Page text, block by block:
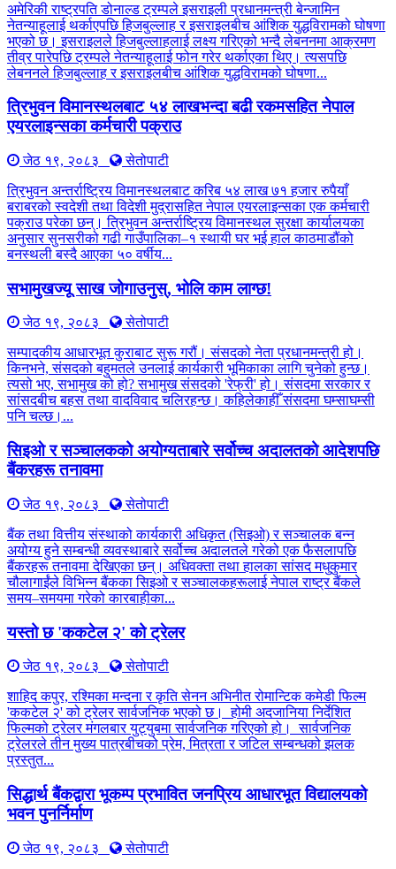
अमेरिकी राष्ट्रपति डोनाल्ड ट्रम्पले इसराइली प्रधानमन्त्री बेन्जामिन
नेतन्याहूलाई थर्काएपछि हिजबुल्लाह र इसराइलबीच आंशिक युद्धविरामको घोषणा
भएको छ। इसराइलले हिजबुल्लाहलाई लक्ष्य गरिएको भन्दै लेबननमा आक्रमण
तीव्र पारेपछि ट्रम्पले नेतन्याहूलाई फोन गरेर थर्काएका थिए। त्यसपछि
लेबननले हिजबुल्लाह र इसराइलबीच आंशिक युद्धविरामको घोषणा...
त्रिभुवन विमानस्थलबाट ५४ लाखभन्दा बढी रकमसहित नेपाल
एयरलाइन्सका कर्मचारी पक्राउ
जेठ १९, २०८३
सेतोपाटी
त्रिभुवन अन्तर्राष्ट्रिय विमानस्थलबाट करिब ५४ लाख ७१ हजार रुपैयाँ
बराबरको स्वदेशी तथा विदेशी मुद्रासहित नेपाल एयरलाइन्सका एक कर्मचारी
पक्राउ परेका छन्। त्रिभुवन अन्तर्राष्ट्रिय विमानस्थल सुरक्षा कार्यालयका
अनुसार सुनसरीको गढी गाउँपालिका–१ स्थायी घर भई हाल काठमाडौंको
बनस्थली बस्दै आएका ५० वर्षीय...
सभामुखज्यू साख जोगाउनुस्, भोलि काम लाग्छ!
जेठ १९, २०८३
सेतोपाटी
सम्पादकीय आधारभूत कुराबाट सुरू गरौं। संसदको नेता प्रधानमन्त्री हो।
किनभने, संसदको बहुमतले उनलाई कार्यकारी भूमिकाका लागि चुनेको हुन्छ।
त्यसो भए, सभामुख को हो? सभामुख संसदको 'रेफ्री' हो। संसदमा सरकार र
सांसदबीच बहस तथा वादविवाद चलिरहन्छ। कहिलेकाहीँ संसदमा घम्साघम्सी
पनि चल्छ।...
सिइओ र सञ्चालकको अयोग्यताबारे सर्वोच्च अदालतको आदेशपछि
बैंकरहरू तनावमा
जेठ १९, २०८३
सेतोपाटी
बैंक तथा वित्तीय संस्थाको कार्यकारी अधिकृत (सिइओ) र सञ्चालक बन्न
अयोग्य हुने सम्बन्धी व्यवस्थाबारे सर्वोच्च अदालतले गरेको एक फैसलापछि
बैंकरहरू तनावमा देखिएका छन्। अधिवक्ता तथा हालका सांसद मधुकुमार
चौलागाईंले विभिन्न बैंकका सिइओ र सञ्चालकहरूलाई नेपाल राष्ट्र बैंकले
समय–समयमा गरेको कारबाहीका...
यस्तो छ 'ककटेल २' को ट्रेलर
जेठ १९, २०८३
सेतोपाटी
शाहिद कपुर, रश्मिका मन्दना र कृति सेनन अभिनीत रोमान्टिक कमेडी फिल्म
'ककटेल २' को ट्रेलर सार्वजनिक भएको छ। होमी अदजानिया निर्देशित
फिल्मको ट्रेलर मंगलबार युट्युबमा सार्वजनिक गरिएको हो। सार्वजनिक
ट्रेलरले तीन मुख्य पात्रबीचको प्रेम, मित्रता र जटिल सम्बन्धको झलक
प्रस्तुत...
सिद्धार्थ बैंकद्वारा भूकम्प प्रभावित जनप्रिय आधारभूत विद्यालयको
भवन पुनर्निर्माण
जेठ १९, २०८३
सेतोपाटी